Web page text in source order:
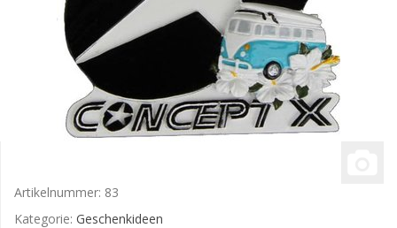
Artikelnummer: 83
Kategorie: Geschenkideen